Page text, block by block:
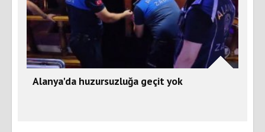
Alanya'da huzursuzluğa geçit yok